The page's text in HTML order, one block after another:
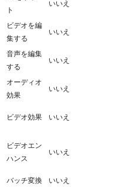
ト
いいえ
ビデオを編
集する
いいえ
音声を編集
する
いいえ
オーディオ
効果
いいえ
ビデオ効果 いいえ
ビデオエン
ハンス
いいえ
バッチ変換 いいえ